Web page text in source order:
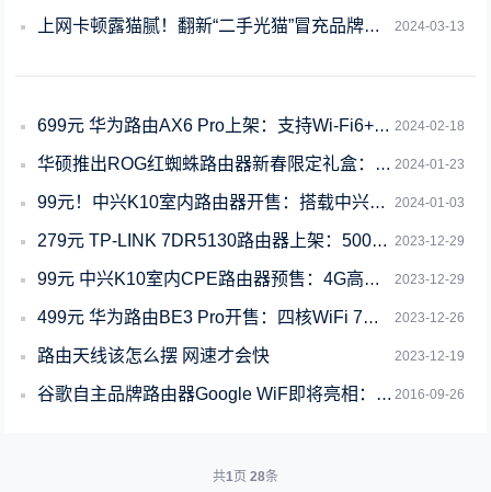
2024-03-13
上网卡顿露猫腻！翻新“二手光猫”冒充品牌新货案破获
2024-02-18
699元 华为路由AX6 Pro上架：支持Wi-Fi6+、7200Mbps速率
2024-01-23
华硕推出ROG红蜘蛛路由器新春限定礼盒：双2.5G千兆网口
2024-01-03
99元！中兴K10室内路由器开售：搭载中兴自研芯片
2023-12-29
279元 TP-LINK 7DR5130路由器上架：5000M速率Wi-Fi 7
2023-12-29
99元 中兴K10室内CPE路由器预售：4G高速全网通、外置高增益天线
2023-12-26
499元 华为路由BE3 Pro开售：四核WiFi 7、速率达3600Mbps
2023-12-19
路由天线该怎么摆 网速才会快
2016-09-26
谷歌自主品牌路由器Google WiF即将亮相：售价129美元！
共1页 28条